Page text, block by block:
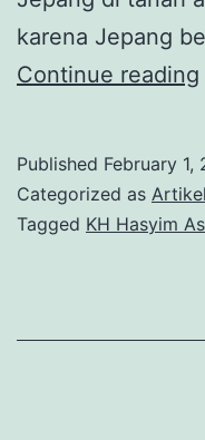
karena Jepang
Continue reading
Published February 1,
Categorized as Artikel
Tagged KH Hasyim